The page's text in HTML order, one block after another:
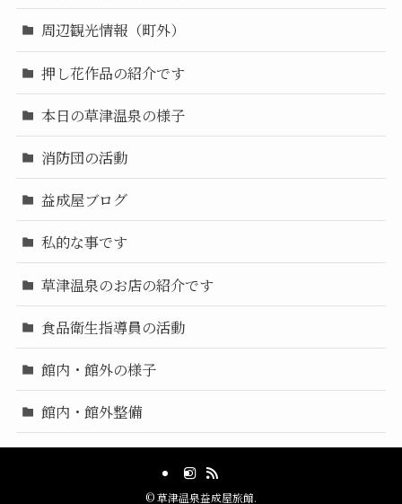
周辺観光情報（町外）
押し花作品の紹介です
本日の草津温泉の様子
消防団の活動
益成屋ブログ
私的な事です
草津温泉のお店の紹介です
食品衛生指導員の活動
館内・館外の様子
館内・館外整備
©草津温泉益成屋旅館.